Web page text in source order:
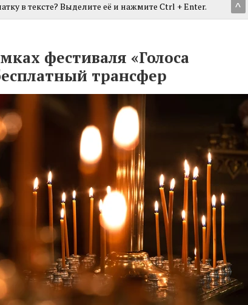
^
в тексте? Выделите её и нажмите Ctrl + Enter.
фестиваля «Голоса
трансфер